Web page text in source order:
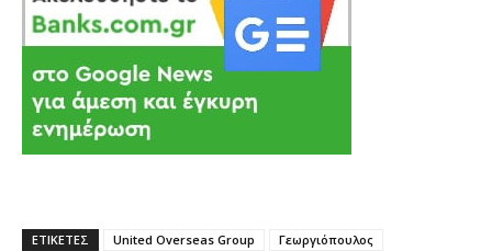
ΕΤΙΚΕΤΕΣ United Overseas Group Γεωργιόπουλος